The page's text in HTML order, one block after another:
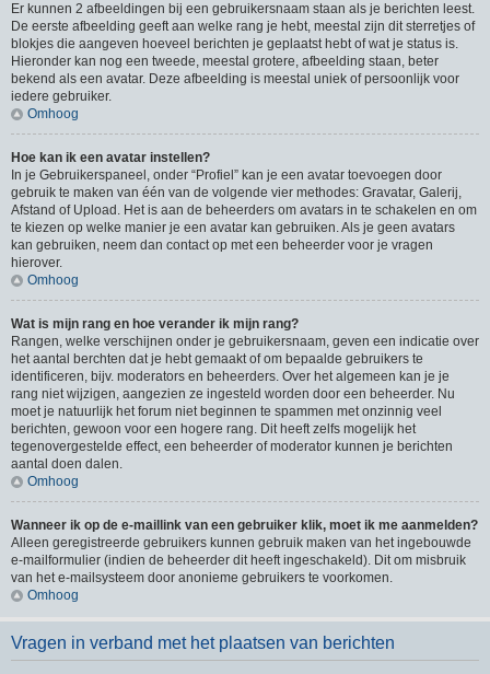
Er kunnen 2 afbeeldingen bij een gebruikersnaam staan als je berichten leest.
De eerste afbeelding geeft aan welke rang je hebt, meestal zijn dit sterretjes of
blokjes die aangeven hoeveel berichten je geplaatst hebt of wat je status is.
Hieronder kan nog een tweede, meestal grotere, afbeelding staan, beter
bekend als een avatar. Deze afbeelding is meestal uniek of persoonlijk voor
iedere gebruiker.
Omhoog
Hoe kan ik een avatar instellen?
In je Gebruikerspaneel, onder “Profiel” kan je een avatar toevoegen door
gebruik te maken van één van de volgende vier methodes: Gravatar, Galerij,
Afstand of Upload. Het is aan de beheerders om avatars in te schakelen en om
te kiezen op welke manier je een avatar kan gebruiken. Als je geen avatars
kan gebruiken, neem dan contact op met een beheerder voor je vragen
hierover.
Omhoog
Wat is mijn rang en hoe verander ik mijn rang?
Rangen, welke verschijnen onder je gebruikersnaam, geven een indicatie over
het aantal berchten dat je hebt gemaakt of om bepaalde gebruikers te
identificeren, bijv. moderators en beheerders. Over het algemeen kan je je
rang niet wijzigen, aangezien ze ingesteld worden door een beheerder. Nu
moet je natuurlijk het forum niet beginnen te spammen met onzinnig veel
berichten, gewoon voor een hogere rang. Dit heeft zelfs mogelijk het
tegenovergestelde effect, een beheerder of moderator kunnen je berichten
aantal doen dalen.
Omhoog
Wanneer ik op de e-maillink van een gebruiker klik, moet ik me aanmelden?
Alleen geregistreerde gebruikers kunnen gebruik maken van het ingebouwde
e-mailformulier (indien de beheerder dit heeft ingeschakeld). Dit om misbruik
van het e-mailsysteem door anonieme gebruikers te voorkomen.
Omhoog
Vragen in verband met het plaatsen van berichten